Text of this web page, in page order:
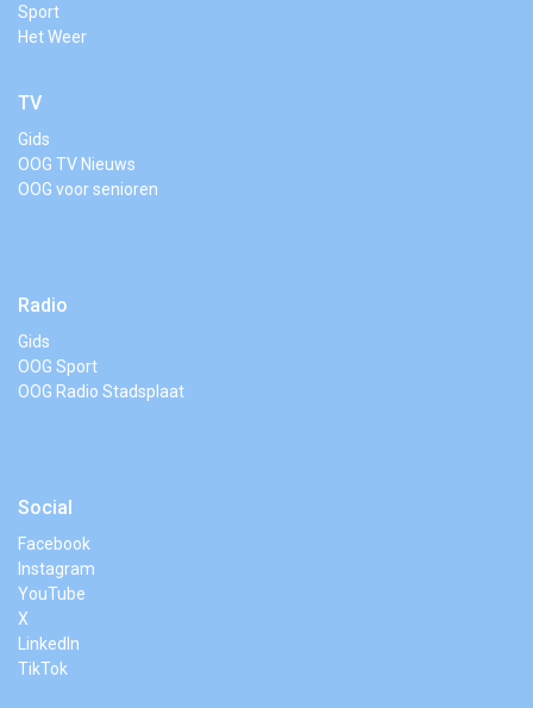
Sport
Het Weer
TV
Gids
OOG TV Nieuws
OOG voor senioren
Radio
Gids
OOG Sport
OOG Radio Stadsplaat
Social
Facebook
Instagram
YouTube
X
LinkedIn
TikTok